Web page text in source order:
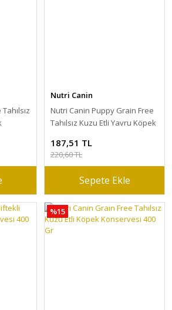
Nutri Canin
Nutri Canin Puppy Grain Free
Tahılsız Kuzu Etli Yavru Köpek
187,51 TL
220,60 TL
Sepete Ekle
%15